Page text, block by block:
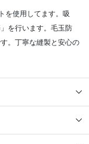
を使用してます。吸
を行います。毛玉防
。丁寧な縫製と安心の